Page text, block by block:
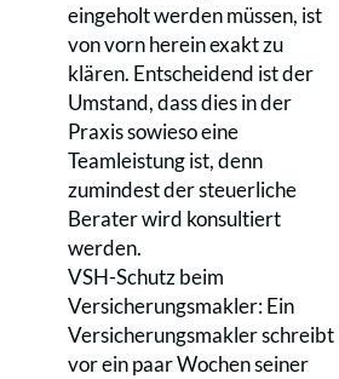
eingeholt werden müssen, ist
von vorn herein exakt zu
klären. Entscheidend ist der
Umstand, dass dies in der
Praxis sowieso eine
Teamleistung ist, denn
zumindest der steuerliche
Berater wird konsultiert
werden.
VSH-Schutz beim
Versicherungsmakler: Ein
Versicherungsmakler schreibt
vor ein paar Wochen seiner